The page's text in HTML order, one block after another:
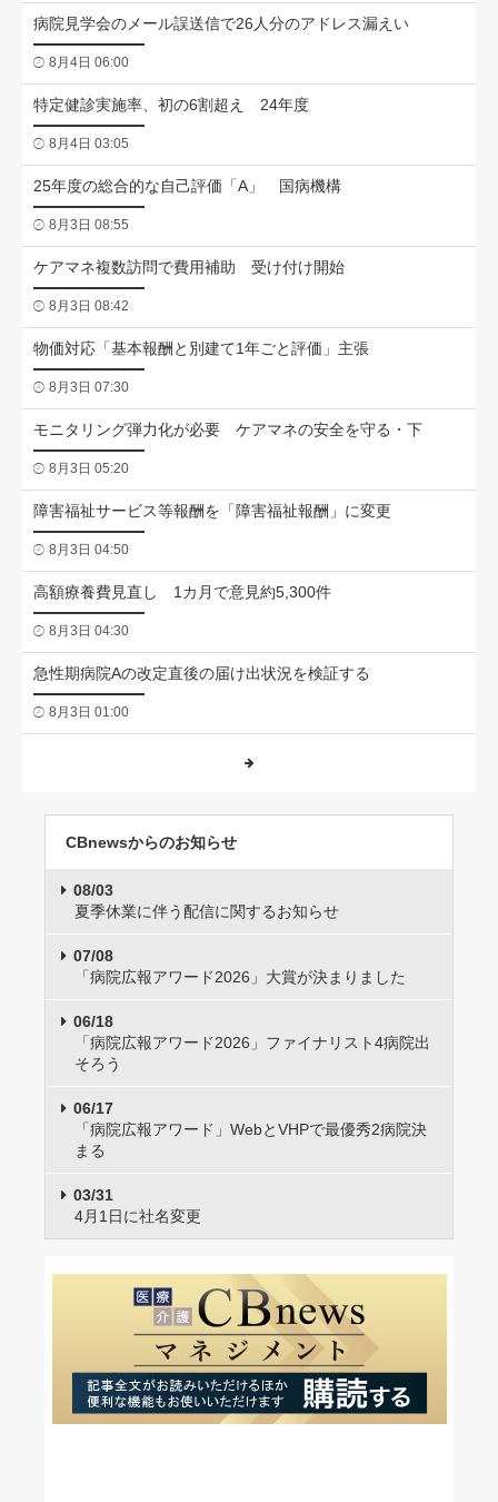
病院見学会のメール誤送信で26人分のアドレス漏えい
8月4日 06:00
特定健診実施率、初の6割超え 24年度
8月4日 03:05
25年度の総合的な自己評価「A」 国病機構
8月3日 08:55
ケアマネ複数訪問で費用補助 受け付け開始
8月3日 08:42
物価対応「基本報酬と別建て1年ごと評価」主張
8月3日 07:30
モニタリング弾力化が必要 ケアマネの安全を守る・下
8月3日 05:20
障害福祉サービス等報酬を「障害福祉報酬」に変更
8月3日 04:50
高額療養費見直し 1カ月で意見約5,300件
8月3日 04:30
急性期病院Aの改定直後の届け出状況を検証する
8月3日 01:00
CBnewsからのお知らせ
08/03
夏季休業に伴う配信に関するお知らせ
07/08
「病院広報アワード2026」大賞が決まりました
06/18
「病院広報アワード2026」ファイナリスト4病院出
そろう
06/17
「病院広報アワード」WebとVHPで最優秀2病院決
まる
03/31
4月1日に社名変更